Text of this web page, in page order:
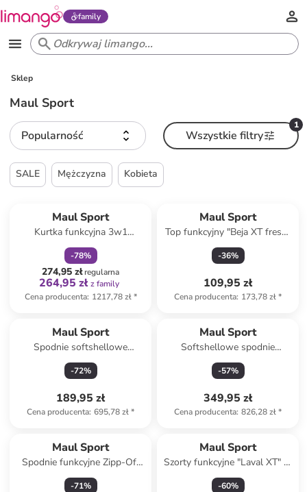
family
Sklep
Maul Sport
Popularność
1
Wszystkie filtry
SALE Mężczyzna Kobieta
Maul Sport
Kurtka funkcyjna 3w1
"Fürstenfeld II" w kolorze
czerwonym
-78%
274,95 złregularna
264,95 zł z family
Cena producenta: 1217,78 zł*
Maul Sport
Top funkcyjny "Beja XT fresh"
w kolorze różowym
-36%
109,95 zł
Cena producenta: 173,78 zł*
Maul Sport
Spodnie softshellowe
"Balmhorn XT 10.0" w kolorze
czarno-szarym
-72%
189,95 zł
Cena producenta: 695,78 zł*
Maul Sport
Softshellowe spodnie
trekkingowe w kolorze
fioletowym
-57%
349,95 zł
Cena producenta: 826,28 zł*
Maul Sport
Spodnie funkcyjne Zipp-Off
"Eiger" w kolorze morskim
-71%
Maul Sport
Szorty funkcyjne "Laval XT" w
kolorze żółtym
-60%